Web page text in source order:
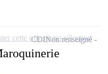
CDINon renseigné
cette offre à ma sélection